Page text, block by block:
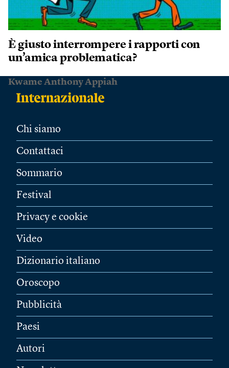
È giusto interrompere i rapporti con
un’amica problematica?
Kwame Anthony Appiah
Chi siamo
Contattaci
Sommario
Festival
Privacy e cookie
Video
Dizionario italiano
Oroscopo
Pubblicità
Paesi
Autori